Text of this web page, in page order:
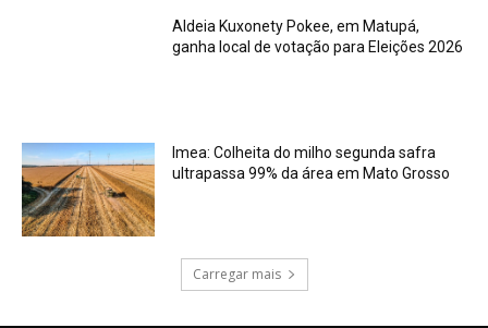
Aldeia Kuxonety Pokee, em Matupá,
ganha local de votação para Eleições 2026
Imea: Colheita do milho segunda safra
ultrapassa 99% da área em Mato Grosso
Carregar mais